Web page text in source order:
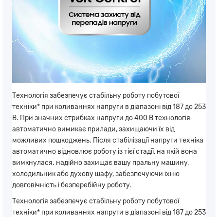
Технологія забезпечує стабільну роботу побутової
техніки* при коливаннях напруги в діапазоні від 187 до 253
В. При значних стрибках напруги до 400 В технологія
автоматично вимикає прилади, захищаючи їх від
можливих пошкоджень. Після стабілізації напруги техніка
автоматично відновлює роботу із тієї стадії, на якій вона
вимкнулася. надійно захищає вашу пральну машину,
холодильник або духову шафу, забезпечуючи їхню
довговічність і безперебійну роботу.
Технологія забезпечує стабільну роботу побутової
техніки* при коливаннях напруги в діапазоні від 187 до 253